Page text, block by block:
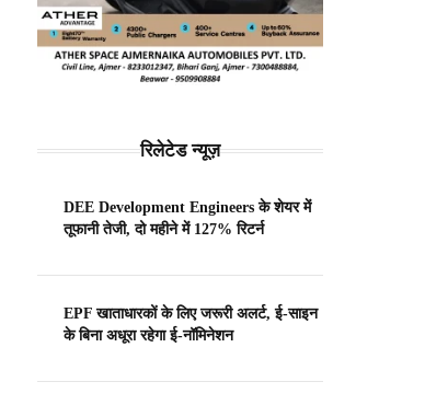
रिलेटेड न्यूज़
DEE Development Engineers के शेयर में
तूफानी तेजी, दो महीने में 127% रिटर्न
EPF खाताधारकों के लिए जरूरी अलर्ट, ई-साइन
के बिना अधूरा रहेगा ई-नॉमिनेशन